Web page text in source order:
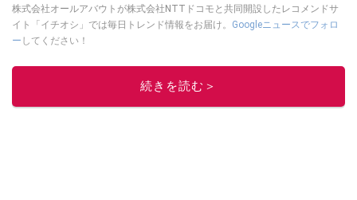
株式会社オールアバウトが株式会社NTTドコモと共同開設したレコメンドサ
イト「イチオシ」では毎日トレンド情報をお届け。 Googleニュースでフォロ
ー してください！
このイチオシストの他の記事を読む
続きを読む＞